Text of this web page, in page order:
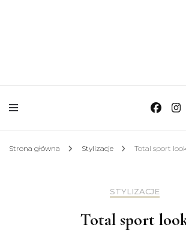
Strona główna Stylizacje Total sport
STYLIZACJE
Total sport